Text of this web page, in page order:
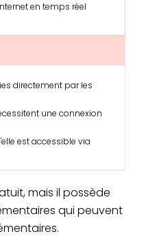
en temps réel
directement par les
une connexion
est accessible via
mais il possède
qui peuvent